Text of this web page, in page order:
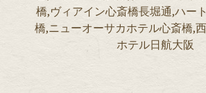
橋,ヴィアイン心斎橋長堀通,ハー
橋,ニューオーサカホテル心斎橋,
ホテル日航大阪